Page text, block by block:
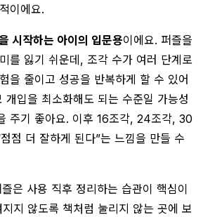
이에요.
시작하는 아이의 입문용이에요. 퍼즐을
를 잃기 쉬운데, 조각 수가 여러 단계로
을 줄이고 성공을 반복하게 할 수 있어
개입을 최소화해도 되는 수준일 가능성
주기 좋아요. 이후 16조각, 24조각, 30
점 더 잘하게 된다”는 느낌을 만들 수
은 사용 직후 정리하는 습관이 핵심이
지 않도록 책처럼 눌리지 않는 곳에 보